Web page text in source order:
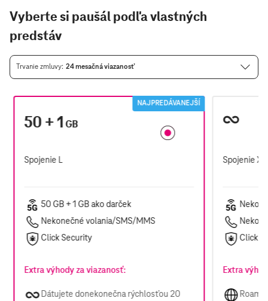
Vyberte si paušál podľa vlastných
predstáv
Trvanie zmluvy 24 mesačná viazanosť
NAJPREDÁVANEJŠÍ
50 + 1GB
Spojenie L
50 GB + 1 GB ako darček
Nekonečné volania/SMS/MMS
Click Security
Extra výhody za viazanosť:
Dátujete donekonečna rýchlosťou 20
Spojenie XL
Click
Extra